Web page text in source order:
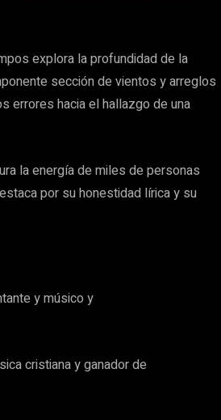
explora la profundidad de la
sección de vientos y arreglos
errores hacia el hallazgo de una
la energía de miles de personas
por su honestidad lírica y su
y músico y
cristiana y ganador de